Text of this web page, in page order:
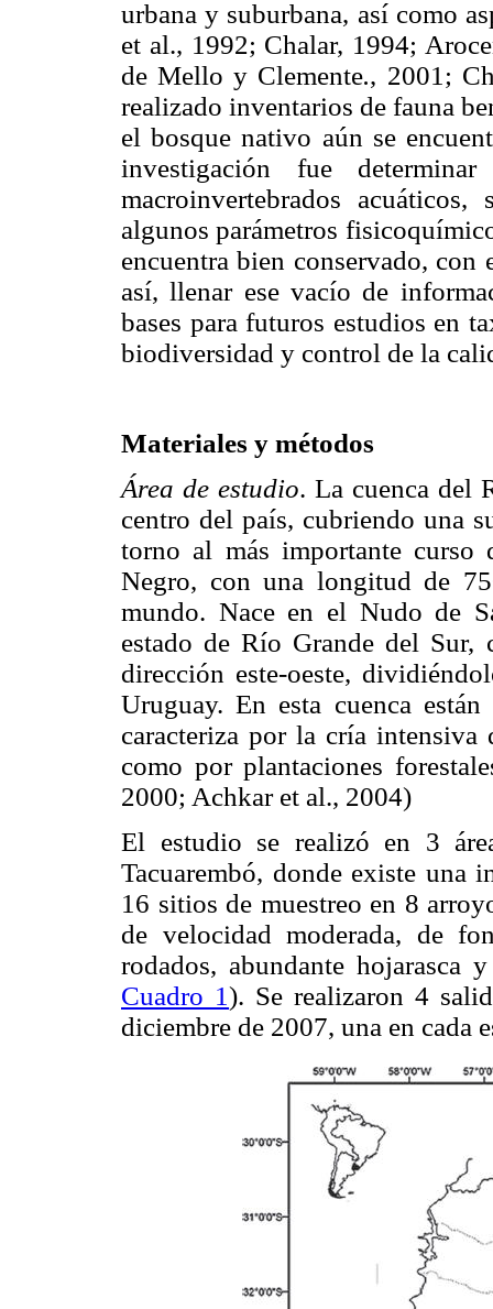
urbana y suburbana, así como
et al., 1992; Chalar, 1994;
de Mello y Clemente., 2001;
realizado inventarios de fauna
el bosque nativo aún se
investigación fue
macroinvertebrados
algunos parámetros
encuentra bien conservado, con
así, llenar ese vacío de
bases para futuros estudios en
biodiversidad y control de la
Materiales y métodos
Área de estudio. La cuenca del
centro del país, cubriendo una
torno al más importante
Negro, con una longitud de
mundo. Nace en el Nudo de
estado de Río Grande del
dirección este-oeste,
Uruguay. En esta cuenca
caracteriza por la cría
como por plantaciones
2000; Achkar et al., 2004)
El estudio se realizó en 3
Tacuarembó, donde existe una
16 sitios de muestreo en 8
de velocidad moderada, de
rodados, abundante hojarasca
Cuadro 1). Se realizaron 4
diciembre de 2007, una en cada